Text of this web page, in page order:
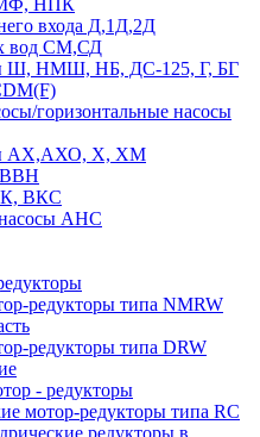
НПК
входа Д,1Д,2Д
вод СМ,СД
Ш, НМШ, НБ, ДС-125, Г, БГ
горизонтальные насосы
АХ,АХО, Х, ХМ
ВВН
ВКС
АНС
редукторы типа NMRW
редукторы типа DRW
- редукторы
мотор-редукторы типа RC
редукторы в